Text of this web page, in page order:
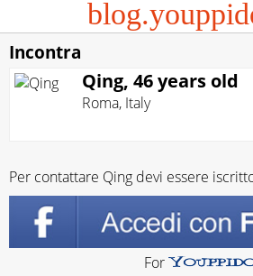
Incontra
Qing, 46 years old
Roma, Italy
Per contattare Qing devi essere
For